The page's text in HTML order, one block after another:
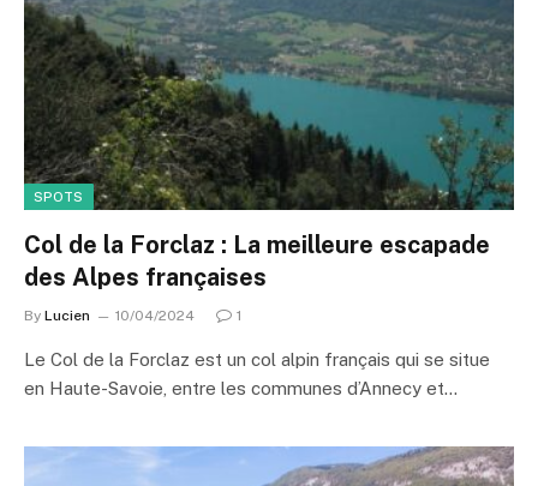
SPOTS
Col de la Forclaz : La meilleure escapade
des Alpes françaises
By Lucien 10/04/2024 1
Le Col de la Forclaz est un col alpin français qui se situe
en Haute-Savoie, entre les communes d’Annecy et…